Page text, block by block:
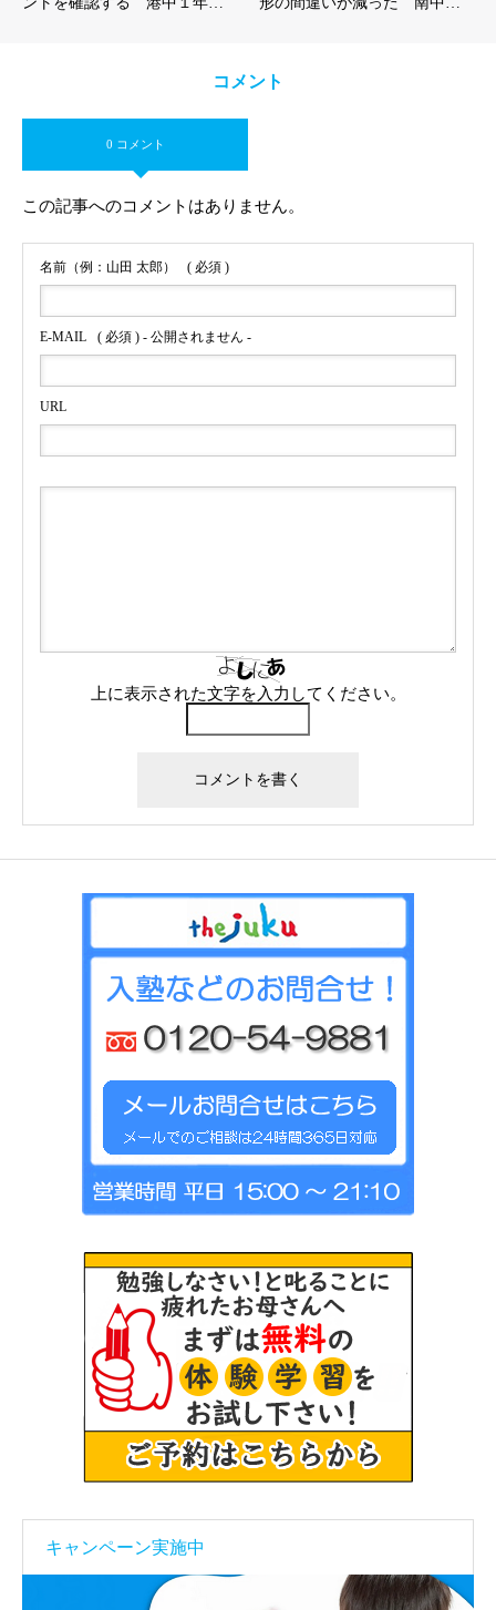
コメント
0 コメント
この記事へのコメントはありません。
名前（例：山田 太郎） ( 必須 )
E-MAIL ( 必須 ) - 公開されません -
URL
上に表示された文字を入力してください。
キャンペーン実施中